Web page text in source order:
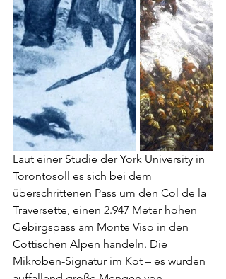
Laut einer Studie der York University in
Torontosoll es sich bei dem
überschrittenen Pass um den Col de la
Traversette, einen 2.947 Meter hohen
Gebirgspass am Monte Viso in den
Cottischen Alpen handeln. Die
Mikroben-Signatur im Kot – es wurden